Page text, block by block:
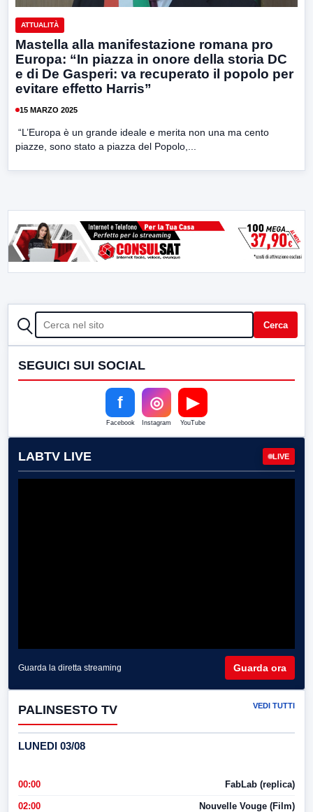
ATTUALITÀ
Mastella alla manifestazione romana pro
Europa: “In piazza in onore della storia DC
e di De Gasperi: va recuperato il popolo per
evitare effetto Harris”
15 MARZO 2025
“L’Europa è un grande ideale e merita non una ma cento
piazze, sono stato a piazza del Popolo,...
CERCA Cerca
SEGUICI SUI SOCIAL
f
Facebook
◎
Instagram
▶
YouTube
LABTV LIVE LIVE
Guarda la diretta streaming Guarda ora
PALINSESTO TV VEDI TUTTI
LUNEDI 03/08
00:00 FabLab (replica)
02:00 Nouvelle Vouge (Film)